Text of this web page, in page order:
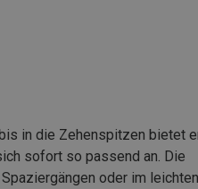
in die Zehenspitzen bietet
sofort so passend an. Die
oder im leichten